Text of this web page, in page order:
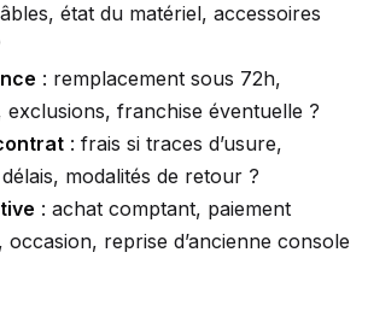
état du matériel, accessoires
: remplacement sous 72h,
exclusions, franchise éventuelle ?
: frais si traces d’usure,
modalités de retour ?
: achat comptant, paiement
reprise d’ancienne console